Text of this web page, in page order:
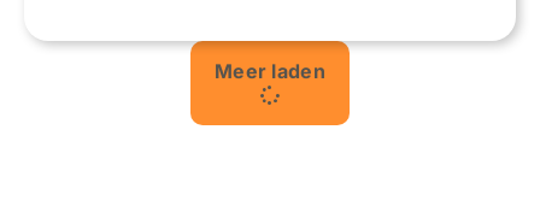
Meer laden